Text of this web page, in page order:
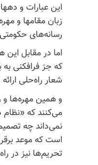
این عبارات و
زبان مقامها و
رسانه‌های
اما در مقابل
که جز فرافکنی به
شعار راه‌حلی
و همین مهره‌ها و
می‌کنند که
نمی‌داند چه
است که موعد
تحریم‌ها نیز در